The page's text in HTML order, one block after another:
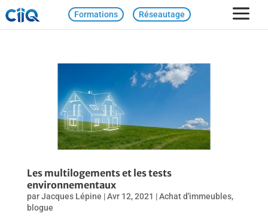
Formations Réseautage
Les multilogements et les tests
environnementaux
parJacques Lépine |Avr 12, 2021 |Achat d'immeubles,
blogue